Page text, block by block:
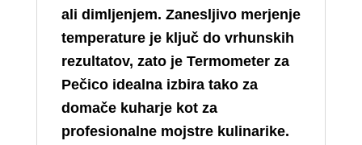
ali dimljenjem. Zanesljivo merjenje
temperature je ključ do vrhunskih
rezultatov, zato je Termometer za
Pečico idealna izbira tako za
domače kuharje kot za
profesionalne mojstre kulinarike.